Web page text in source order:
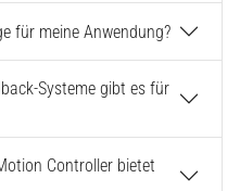
für meine Anwendung?
Systeme gibt es für
Controller bietet